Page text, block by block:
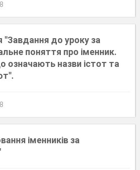
"Завдання до уроку за
поняття про іменник.
означають назви істот та
іменників за